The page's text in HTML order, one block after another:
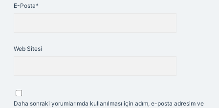
E-Posta*
Web Sitesi
Daha sonraki yorumlarımda kullanılması için adım, e-posta adresim ve